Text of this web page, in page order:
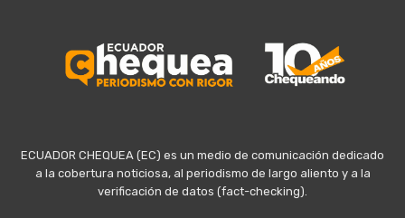
ECUADOR CHEQUEA (EC) es un medio de comunicación dedicado
a la cobertura noticiosa, al periodismo de largo aliento y a la
verificación de datos (fact-checking).